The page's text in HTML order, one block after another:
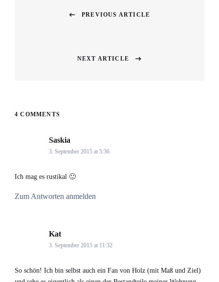
PREVIOUS ARTICLE
NEXT ARTICLE
4 COMMENTS
Saskia
3. September 2015 at 5:36
Ich mag es rustikal 🙂
Zum Antworten anmelden
Katsays:
3. September 2015 at 11:32
So schön! Ich bin selbst auch ein Fan von Holz (mit Maß und Ziel)